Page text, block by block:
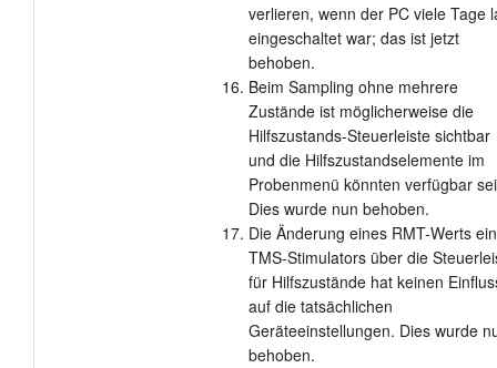
verlieren, wenn der PC viele Tage
eingeschaltet war; das ist jetzt
behoben.
Beim Sampling ohne mehrere
Zustände ist möglicherweise die
Hilfszustands-Steuerleiste sichtbar
und die Hilfszustandselemente im
Probenmenü könnten verfügbar
Dies wurde nun behoben.
Die Änderung eines RMT-Werts
TMS-Stimulators über die
für Hilfszustände hat keinen
auf die tatsächlichen
Geräteeinstellungen. Dies wurde
behoben.